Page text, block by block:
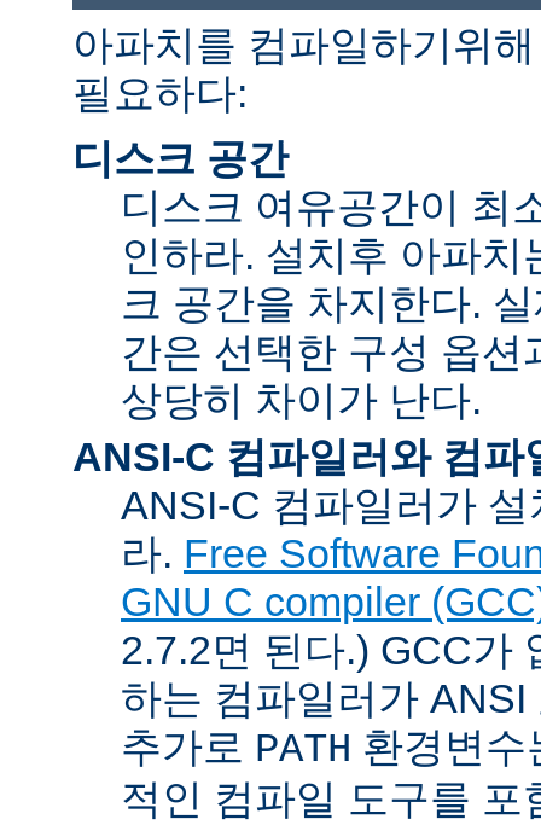
아파치를 컴파일하기위
필요하다:
디스크 공간
디스크 여유공간이 최
인하라. 설치후 아파
크 공간을 차지한다.
간은 선택한 구성 옵
상당히 차이가 난다.
ANSI-C 컴파일러와 컴파
ANSI-C 컴파일러가
라. Free Software
GNU C compiler
2.7.2면 된다.) GCC가
하는 컴파일러가
추가로 PATH 환경변
적인 컴파일 도구를 포